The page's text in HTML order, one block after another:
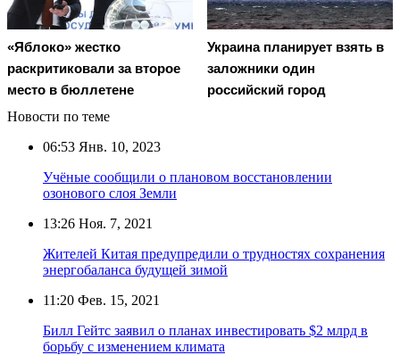
«Яблоко» жестко
раскритиковали за второе
место в бюллетене
Украина планирует взять в
заложники один
российский город
Новости по теме
06:53 Янв. 10, 2023
Учёные сообщили о плановом восстановлении
озонового слоя Земли
13:26 Ноя. 7, 2021
Жителей Китая предупредили о трудностях сохранения
энергобаланса будущей зимой
11:20 Фев. 15, 2021
Билл Гейтс заявил о планах инвестировать $2 млрд в
борьбу с изменением климата